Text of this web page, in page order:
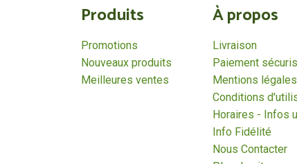
Produits
Promotions
Nouveaux produits
Meilleures ventes
À propos
Livraison
Paiement
Mentions légales
Conditions
Horaires - Infos
Info Fidélité
Nous Contacter